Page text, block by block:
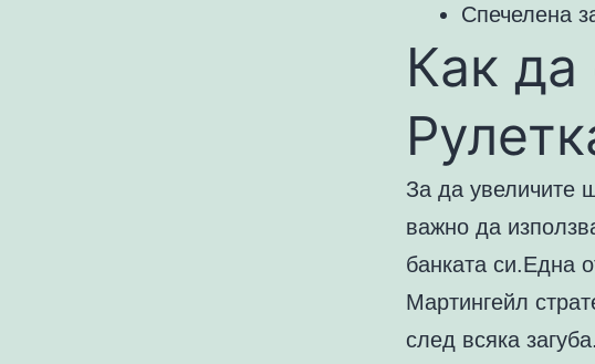
Спечелена
Как
За да увеличите
важно да
банката си.Една
Мартингейл
след всяка